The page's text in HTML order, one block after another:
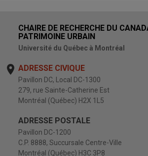
CHAIRE DE RECHERCHE DU
PATRIMOINE URBAIN
Université du Québec à Montréal
ADRESSE CIVIQUE
Pavillon DC, Local DC-1300
279, rue Sainte-Catherine Est
Montréal (Québec) H2X 1L5
ADRESSE POSTALE
Pavillon DC-1200
C.P. 8888, Succursale Centre-Ville
Montréal (Québec) H3C 3P8